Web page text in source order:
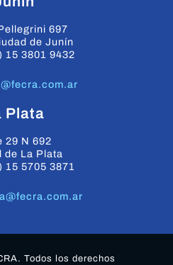
697
de Junín
15 3801 9432
Plata
29 N 692
de La Plata
15 5705 3871
Todos los derechos